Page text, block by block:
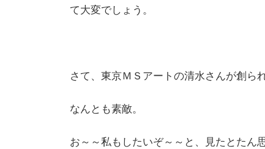
て大変でしょう。
さて、東京ＭＳアートの清水さんが創ら
なんとも素敵。
お～～私もしたいぞ～～と、見たとたん